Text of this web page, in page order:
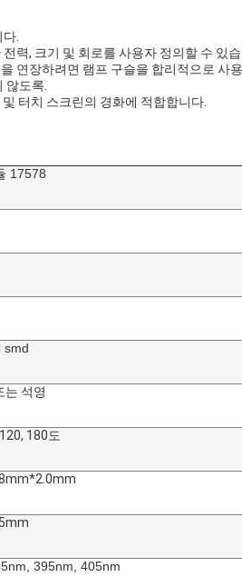
.
력, 크기 및 회로를 사용자 정의할 수 있습
연장하려면 램프 구슬을 합리적으로 사
않도록.
터치 스크린의 경화에 적합합니다.
17578
smd
는 석영
180도
395nm, 405nm